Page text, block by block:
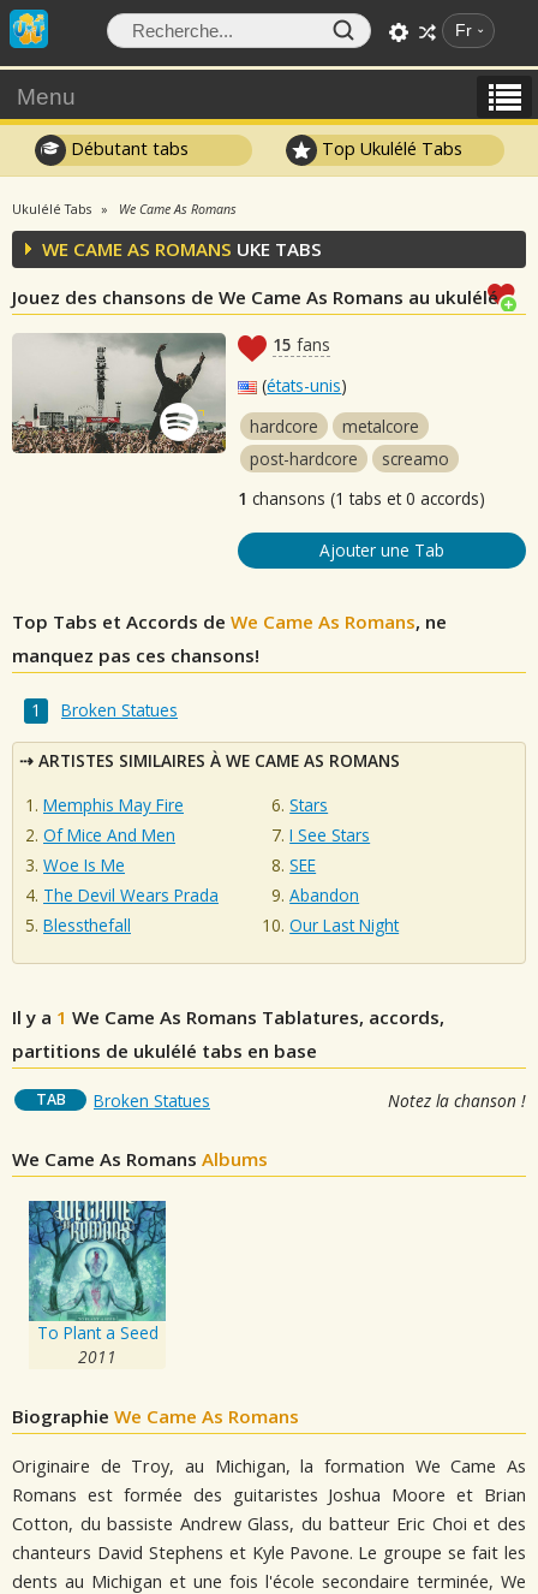
Fr
Menu
Débutant tabs Top Ukulélé Tabs
Ukulélé Tabs We Came As Romans
WE CAME AS ROMANS UKE TABS
Jouez des chansons de We Came As Romans au ukulélé
15 fans
(états-unis)
hardcore
metalcore
post-hardcore
screamo
1 chansons (1 tabs et 0 accords)
Ajouter une Tab
Top Tabs et Accords de We Came As Romans, ne
manquez pas ces chansons!
Broken Statues
ARTISTES SIMILAIRES À WE CAME AS ROMANS
Memphis May Fire
Of Mice And Men
Woe Is Me
The Devil Wears Prada
Blessthefall
Stars
I See Stars
SEE
Abandon
Our Last Night
Il y a 1 We Came As Romans Tablatures, accords,
partitions de ukulélé tabs en base
TAB Broken Statues Notez la chanson !
We Came As Romans Albums
To Plant a Seed
2011
Biographie We Came As Romans
Originaire de Troy, au Michigan, la formation We Came As
Romans est formée des guitaristes Joshua Moore et Brian
Cotton, du bassiste Andrew Glass, du batteur Eric Choi et des
chanteurs David Stephens et Kyle Pavone. Le groupe se fait les
dents au Michigan et une fois l'école secondaire terminée, We